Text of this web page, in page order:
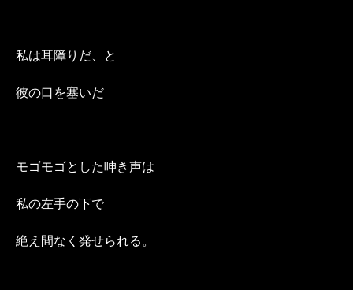
私は耳障りだ、と
彼の口を塞いだ
モゴモゴとした呻き声は
私の左手の下で
絶え間なく発せられる。